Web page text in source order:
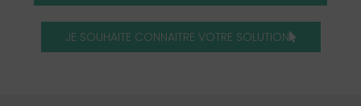
JE SOUHAITE CONNAITRE VOTRE SOLUTION